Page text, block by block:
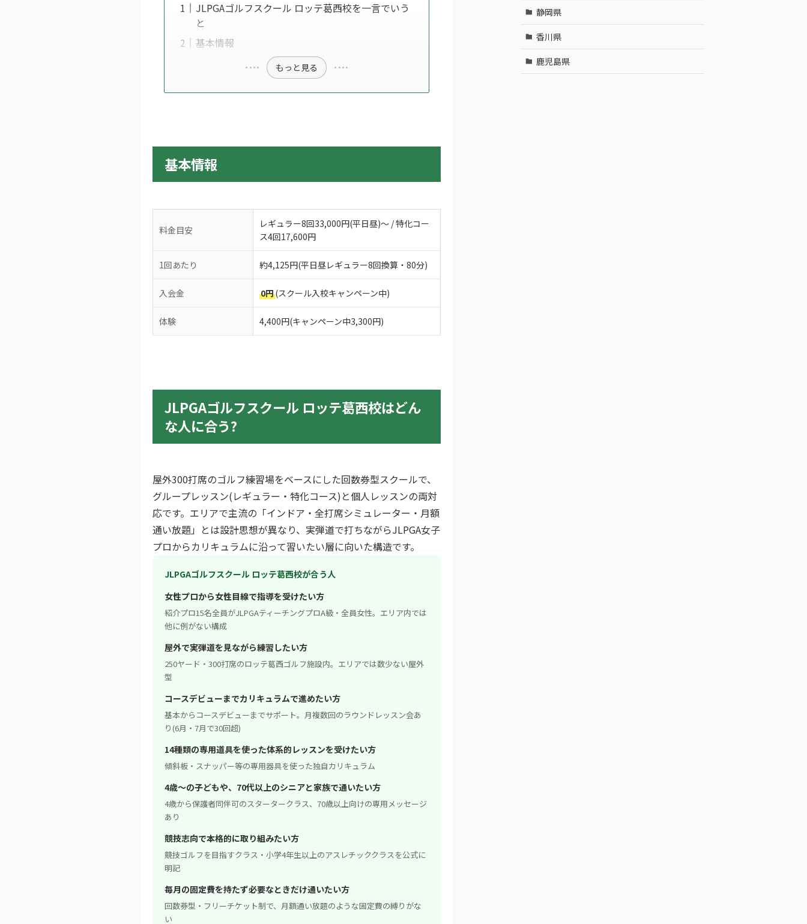
JLPGAゴルフスクール ロッテ葛西校を一言でいう
と
基本情報
もっと見る
基本情報
料金目安
レギュラー8回33,000円(平日昼)〜 / 特化コー
ス4回17,600円
1回あたり 約4,125円(平日昼レギュラー8回換算・80分)
入会金 0円(スクール入校キャンペーン中)
体験 4,400円(キャンペーン中3,300円)
JLPGAゴルフスクール ロッテ葛西校はどん
な人に合う?
屋外300打席のゴルフ練習場をベースにした回数券型スクールで、
グループレッスン(レギュラー・特化コース)と個人レッスンの両対
応です。エリアで主流の「インドア・全打席シミュレーター・月額
通い放題」とは設計思想が異なり、実弾道で打ちながらJLPGA女子
プロからカリキュラムに沿って習いたい層に向いた構造です。
JLPGAゴルフスクール ロッテ葛西校が合う人
女性プロから女性目線で指導を受けたい方
紹介プロ15名全員がJLPGAティーチングプロA級・全員女性。エリア内では
他に例がない構成
屋外で実弾道を見ながら練習したい方
250ヤード・300打席のロッテ葛西ゴルフ施設内。エリアでは数少ない屋外
型
コースデビューまでカリキュラムで進めたい方
基本からコースデビューまでサポート。月複数回のラウンドレッスン会あ
り(6月・7月で30回超)
14種類の専用道具を使った体系的レッスンを受けたい方
傾斜板・スナッパー等の専用器具を使った独自カリキュラム
4歳〜の子どもや、70代以上のシニアと家族で通いたい方
4歳から保護者同伴可のスタータークラス、70歳以上向けの専用メッセージ
あり
競技志向で本格的に取り組みたい方
競技ゴルフを目指すクラス・小学4年生以上のアスレチッククラスを公式に
明記
毎月の固定費を持たず必要なときだけ通いたい方
回数券型・フリーチケット制で、月額通い放題のような固定費の縛りがな
い
静岡県
香川県
鹿児島県